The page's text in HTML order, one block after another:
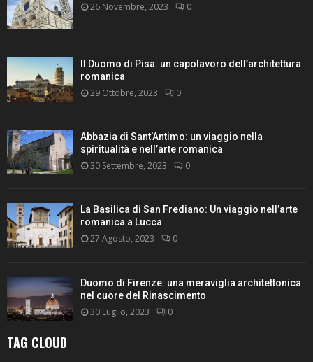
26 Novembre, 2023 0
Il Duomo di Pisa: un capolavoro dell’architettura
romanica
29 Ottobre, 2023 0
Abbazia di Sant’Antimo: un viaggio nella
spiritualità e nell’arte romanica
30 Settembre, 2023 0
La Basilica di San Frediano: Un viaggio nell’arte
romanica a Lucca
27 Agosto, 2023 0
Duomo di Firenze: una meraviglia architettonica
nel cuore del Rinascimento
30 Luglio, 2023 0
TAG CLOUD